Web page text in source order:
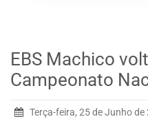
EBS Machico
Campeonato
Terça-feira, 25 de Junho de